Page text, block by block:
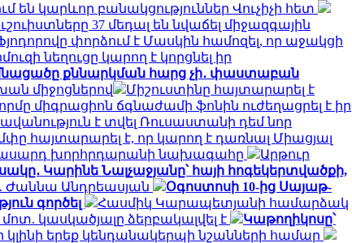
են կարևոր բանակցություններ Վուչիչի հետ
37 մեդալ են նվաճել միջազգային
փորձում է Մասկին համոզել, որ աջակցի
նեղուցը կարող է կորցնել իր
քննարկման հարց չի․ փաստաբան
միջոցներով
Միշուստինը հայտարարել է
միգրացիոն ճգնաժամի ֆոնին ուժեղացրել է իր
է տվել Ռուսաստանի դեմ նոր
հայտարարել է, որ կարող է դառնալ Միացյալ
խորհրդարանի նախագահը
Արթուր
Կարինե Նալչաջյանը՝ հայի հոգեկերտվածքի,
Ժաննա Անդրեասյան
Օգոստոսի 10-ից Սայաթ-
գործել
Հասմիկ Կարապետյանի համարձակ
կասկածյալը ձերբակալվել է
Կաթողիկոսը՝
երեք կենդանակերպի նշանների համար